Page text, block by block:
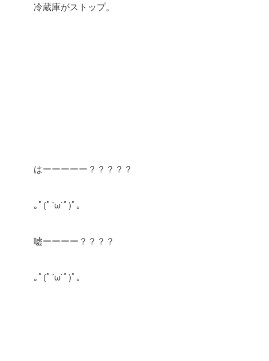
冷蔵庫がストップ。
はーーーーー？？？？？
｡ﾟ(ﾟ´ω`ﾟ)ﾟ｡
嘘ーーーー？？？？
｡ﾟ(ﾟ´ω`ﾟ)ﾟ｡